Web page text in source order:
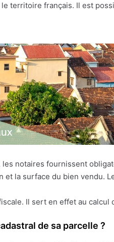
territoire français. Il est
notaires fournissent
la surface du bien vendu.
Il sert en effet au
de sa parcelle ?